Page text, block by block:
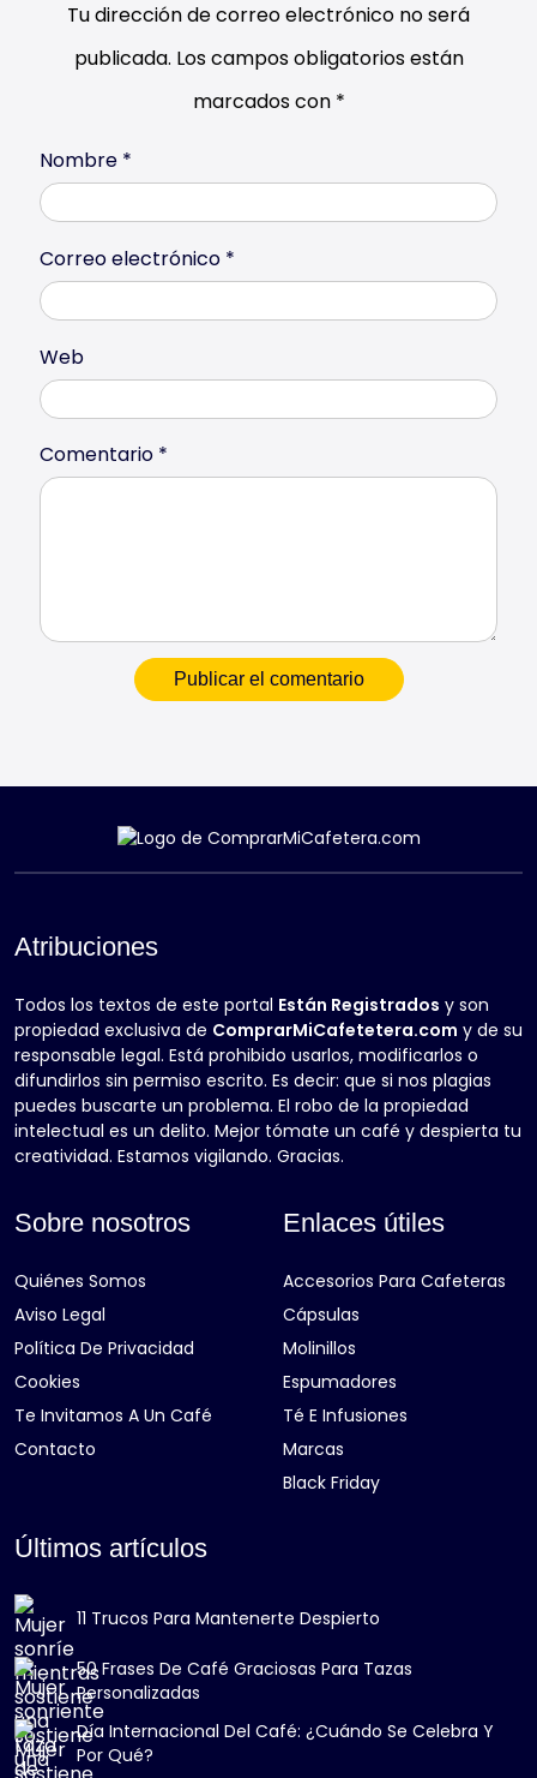
Tu dirección de correo electrónico no será
publicada. Los campos obligatorios están
marcados con *
Comentario *
Nombre *
Correo electrónico *
Web
Atribuciones
Todos los textos de este portal Están Registrados y son
propiedad exclusiva de ComprarMiCafetetera.com y de su
responsable legal. Está prohibido usarlos, modificarlos o
difundirlos sin permiso escrito. Es decir: que si nos plagias
puedes buscarte un problema. El robo de la propiedad
intelectual es un delito. Mejor tómate un café y despierta tu
creatividad. Estamos vigilando. Gracias.
Sobre nosotros
Quiénes Somos
Aviso Legal
Política De Privacidad
Cookies
Te Invitamos A Un Café
Contacto
Enlaces útiles
Accesorios Para Cafeteras
Cápsulas
Molinillos
Espumadores
Té E Infusiones
Marcas
Black Friday
Últimos artículos
11 Trucos Para Mantenerte Despierto
50 Frases De Café Graciosas Para Tazas
Personalizadas
Día Internacional Del Café: ¿Cuándo Se Celebra Y
Por Qué?